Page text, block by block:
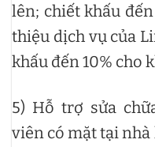
lên; chiết khấu
thiệu dịch vụ của
khấu đến 10% cho
5) Hỗ trợ sửa
viên có mặt tại nhà